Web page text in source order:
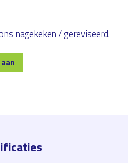
nagekeken / gereviseerd.